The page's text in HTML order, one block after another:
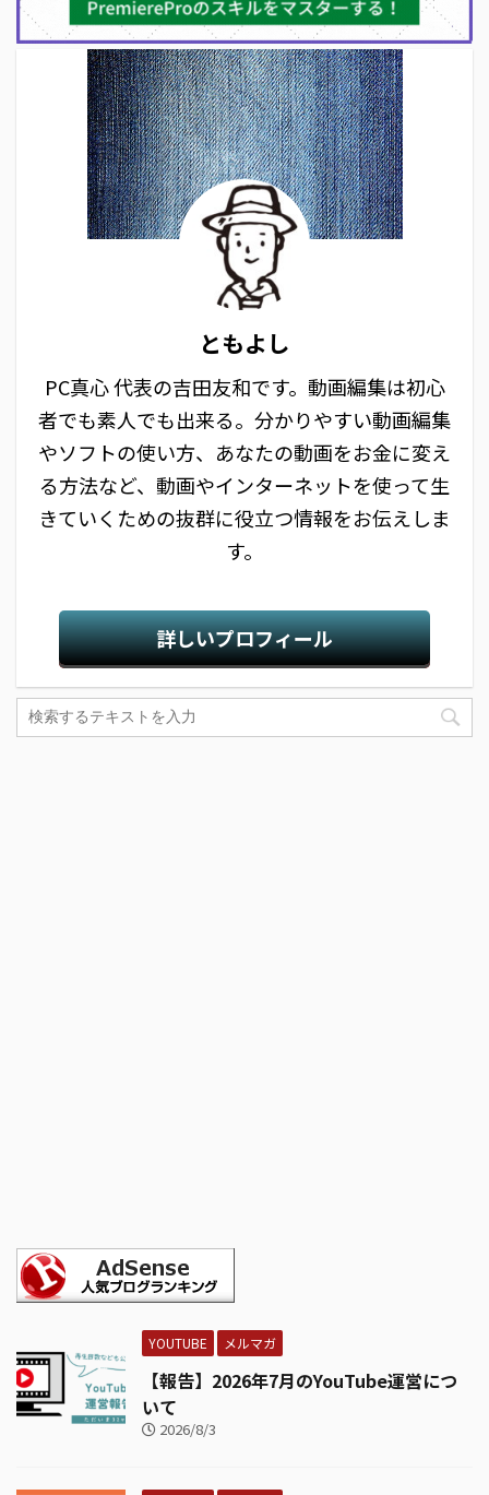
ともよし
PC真心 代表の吉田友和です。動画編集は初心
者でも素人でも出来る。分かりやすい動画編集
やソフトの使い方、あなたの動画をお金に変え
る方法など、動画やインターネットを使って生
きていくための抜群に役立つ情報をお伝えしま
す。
詳しいプロフィール
YOUTUBE メルマガ
【報告】2026年7月のYouTube運営につ
いて
2026/8/3